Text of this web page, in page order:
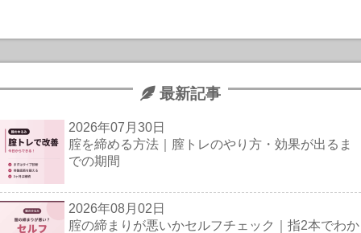
最新記事
2026年07月30日
腟を締める方法｜膣トレのやり方・効果が出るま
での期間
2026年08月02日
腟の締まりが悪いかセルフチェック｜指2本でわか